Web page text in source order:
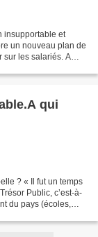
insupportable et
un nouveau plan de
sur les salariés. A
qui
? « Il fut un temps
Public, c’est-à-
du pays (écoles,